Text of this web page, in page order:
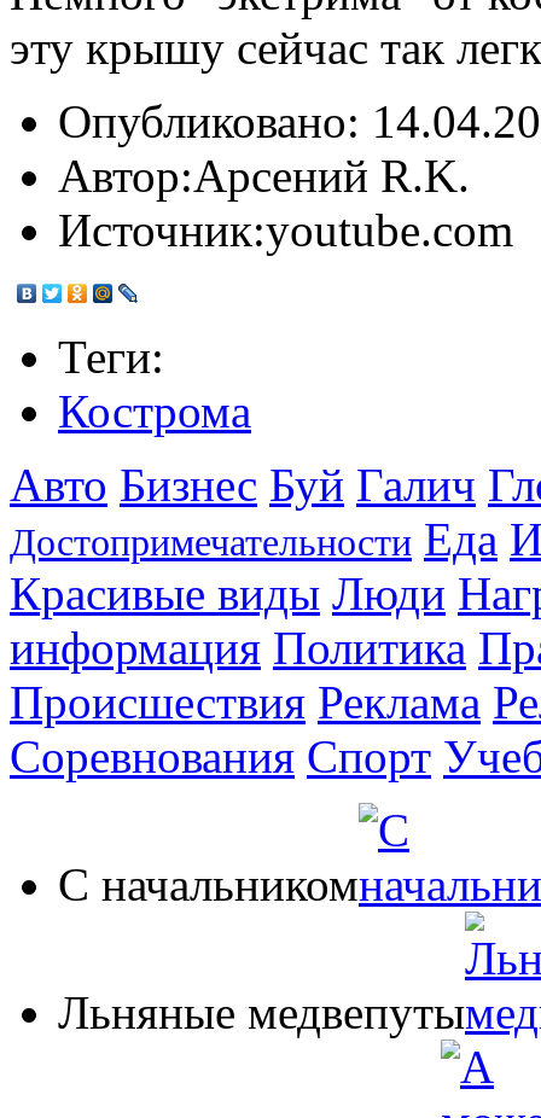
эту крышу сейчас так
Опубликовано:
Автор:Арсений R.K.
Источник:youtube.com
Теги:
Кострома
Авто Бизнес Буй Галич
Достопримечательности Еда
Красивые виды Люди
информация Политика
Происшествия Реклама
Соревнования Спорт
С начальником
Льняные медвепуты